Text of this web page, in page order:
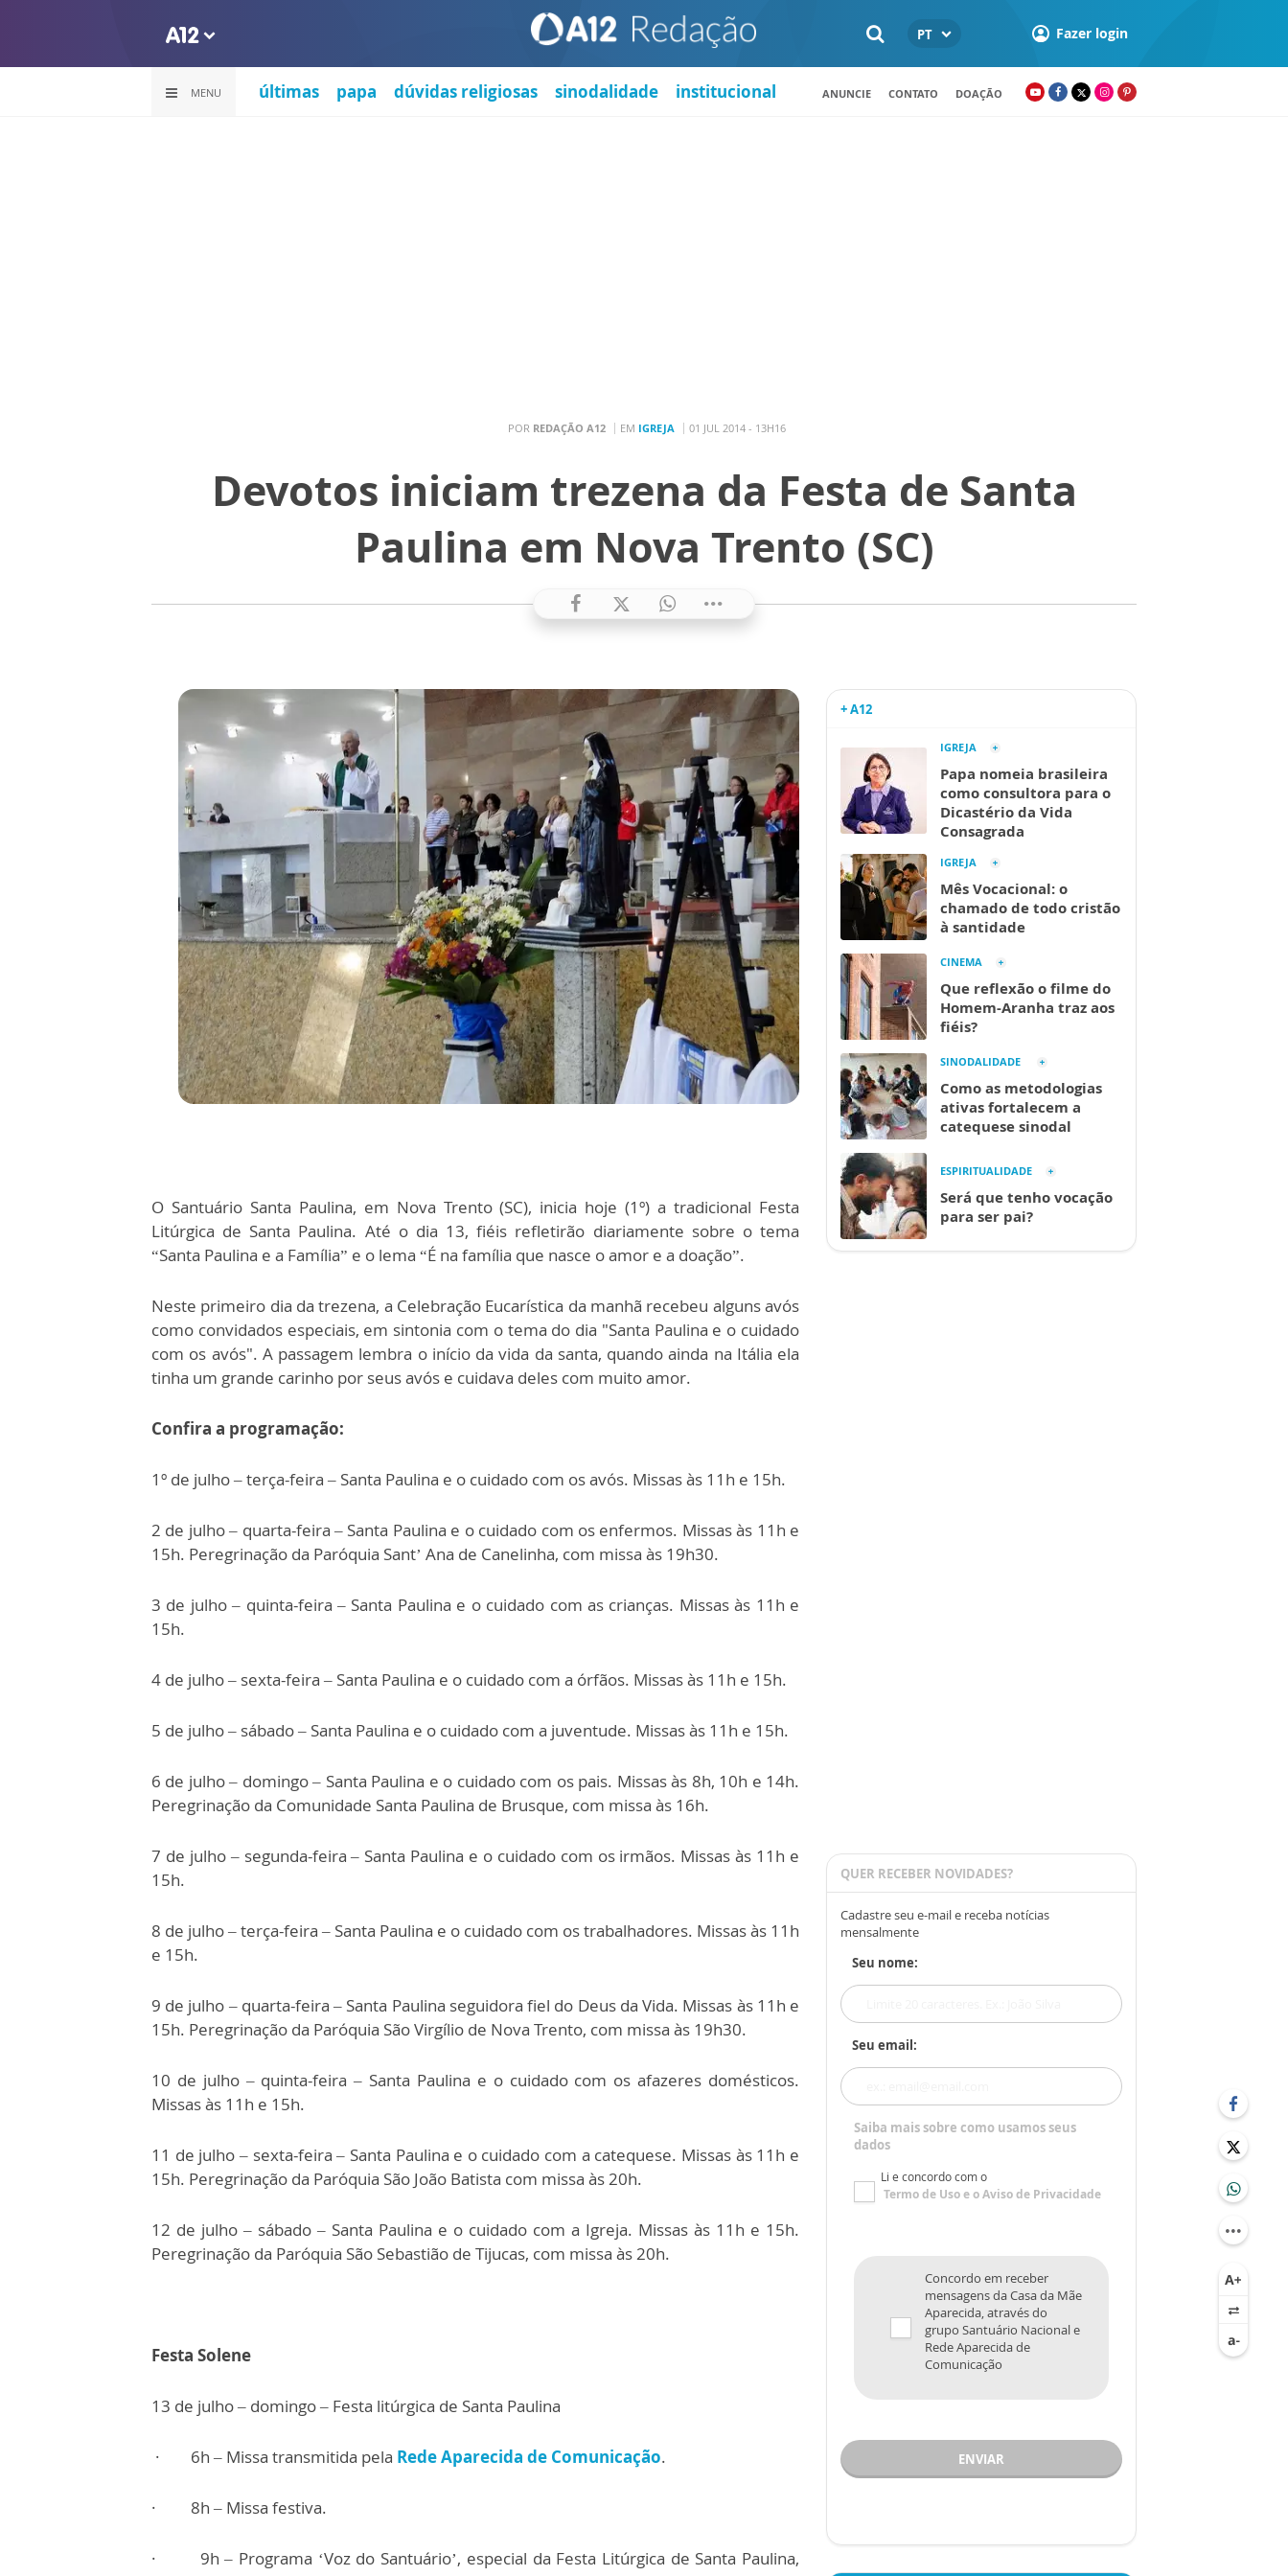
PT Fazer login
MENU últimas papa dúvidas religiosas sinodalidade institucional ANUNCIE CONTATO DOAÇÃO
POR REDAÇÃO A12 EM IGREJA 01 JUL 2014 - 13H16
Devotos iniciam trezena da Festa de Santa
Paulina em Nova Trento (SC)
O Santuário Santa Paulina, em Nova Trento (SC), inicia hoje (1º) a tradicional Festa
Litúrgica de Santa Paulina. Até o dia 13, fiéis refletirão diariamente sobre o tema
“Santa Paulina e a Família” e o lema “É na família que nasce o amor e a doação”.
Neste primeiro dia da trezena, a Celebração Eucarística da manhã recebeu alguns avós
como convidados especiais, em sintonia com o tema do dia "Santa Paulina e o cuidado
com os avós". A passagem lembra o início da vida da santa, quando ainda na Itália ela
tinha um grande carinho por seus avós e cuidava deles com muito amor.
Confira a programação:
1º de julho – terça-feira – Santa Paulina e o cuidado com os avós. Missas às 11h e 15h.
2 de julho – quarta-feira – Santa Paulina e o cuidado com os enfermos. Missas às 11h e
15h. Peregrinação da Paróquia Sant’ Ana de Canelinha, com missa às 19h30.
3 de julho – quinta-feira – Santa Paulina e o cuidado com as crianças. Missas às 11h e
15h.
4 de julho – sexta-feira – Santa Paulina e o cuidado com a órfãos. Missas às 11h e 15h.
5 de julho – sábado – Santa Paulina e o cuidado com a juventude. Missas às 11h e 15h.
6 de julho – domingo – Santa Paulina e o cuidado com os pais. Missas às 8h, 10h e 14h.
Peregrinação da Comunidade Santa Paulina de Brusque, com missa às 16h.
7 de julho – segunda-feira – Santa Paulina e o cuidado com os irmãos. Missas às 11h e
15h.
8 de julho – terça-feira – Santa Paulina e o cuidado com os trabalhadores. Missas às 11h
e 15h.
9 de julho – quarta-feira – Santa Paulina seguidora fiel do Deus da Vida. Missas às 11h e
15h. Peregrinação da Paróquia São Virgílio de Nova Trento, com missa às 19h30.
10 de julho – quinta-feira – Santa Paulina e o cuidado com os afazeres domésticos.
Missas às 11h e 15h.
11 de julho – sexta-feira – Santa Paulina e o cuidado com a catequese. Missas às 11h e
15h. Peregrinação da Paróquia São João Batista com missa às 20h.
12 de julho – sábado – Santa Paulina e o cuidado com a Igreja. Missas às 11h e 15h.
Peregrinação da Paróquia São Sebastião de Tijucas, com missa às 20h.
Festa Solene
13 de julho – domingo – Festa litúrgica de Santa Paulina
· 6h – Missa transmitida pela Rede Aparecida de Comunicação.
· 8h – Missa festiva.
· 9h – Programa ‘Voz do Santuário’, especial da Festa Litúrgica de Santa Paulina,
+ A12
IGREJA
Papa nomeia brasileira
como consultora para o
Dicastério da Vida
Consagrada
IGREJA
Mês Vocacional: o
chamado de todo cristão
à santidade
CINEMA
Que reflexão o filme do
Homem-Aranha traz aos
fiéis?
SINODALIDADE
Como as metodologias
ativas fortalecem a
catequese sinodal
ESPIRITUALIDADE
Será que tenho vocação
para ser pai?
QUER RECEBER NOVIDADES?
Cadastre seu e-mail e receba notícias
mensalmente
Seu nome:
Seu email:
Saiba mais sobre como usamos seus
dados
Li e concordo com o
Termo de Usoe oAviso de Privacidade
Concordo em receber
mensagens da Casa da Mãe
Aparecida, através do
grupo Santuário Nacional e
Rede Aparecida de
Comunicação
ENVIAR